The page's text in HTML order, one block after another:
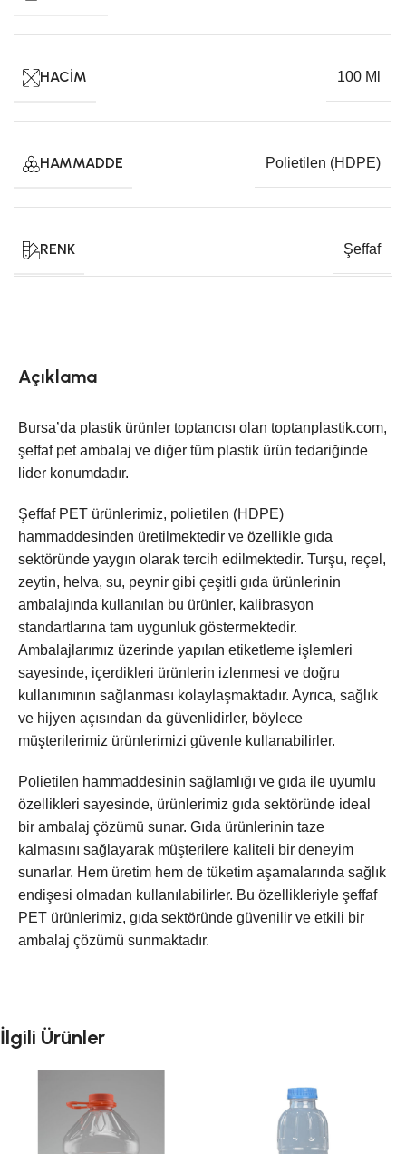
HACIM 100 Ml
HAMMADDE Polietilen (HDPE)
RENK Şeffaf
Açıklama
Bursa’da plastik ürünler toptancısı olan toptanplastik.com,
şeffaf pet ambalaj ve diğer tüm plastik ürün tedariğinde
lider konumdadır.
Şeffaf PET ürünlerimiz, polietilen (HDPE)
hammaddesinden üretilmektedir ve özellikle gıda
sektöründe yaygın olarak tercih edilmektedir. Turşu, reçel,
zeytin, helva, su, peynir gibi çeşitli gıda ürünlerinin
ambalajında kullanılan bu ürünler, kalibrasyon
standartlarına tam uygunluk göstermektedir.
Ambalajlarımız üzerinde yapılan etiketleme işlemleri
sayesinde, içerdikleri ürünlerin izlenmesi ve doğru
kullanımının sağlanması kolaylaşmaktadır. Ayrıca, sağlık
ve hijyen açısından da güvenlidirler, böylece
müşterilerimiz ürünlerimizi güvenle kullanabilirler.
Polietilen hammaddesinin sağlamlığı ve gıda ile uyumlu
özellikleri sayesinde, ürünlerimiz gıda sektöründe ideal
bir ambalaj çözümü sunar. Gıda ürünlerinin taze
kalmasını sağlayarak müşterilere kaliteli bir deneyim
sunarlar. Hem üretim hem de tüketim aşamalarında sağlık
endişesi olmadan kullanılabilirler. Bu özellikleriyle şeffaf
PET ürünlerimiz, gıda sektöründe güvenilir ve etkili bir
ambalaj çözümü sunmaktadır.
İlgili Ürünler